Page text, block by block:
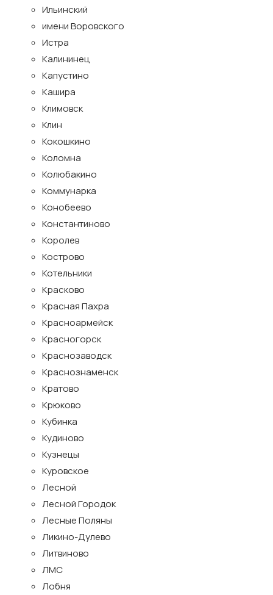
Ильинский
имени Воровского
Истра
Калининец
Капустино
Кашира
Климовск
Клин
Кокошкино
Коломна
Колюбакино
Коммунарка
Конобеево
Константиново
Королев
Кострово
Котельники
Красково
Красная Пахра
Красноармейск
Красногорск
Краснозаводск
Краснознаменск
Кратово
Крюково
Кубинка
Кудиново
Кузнецы
Куровское
Лесной
Лесной Городок
Лесные Поляны
Ликино-Дулево
Литвиново
ЛМС
Лобня